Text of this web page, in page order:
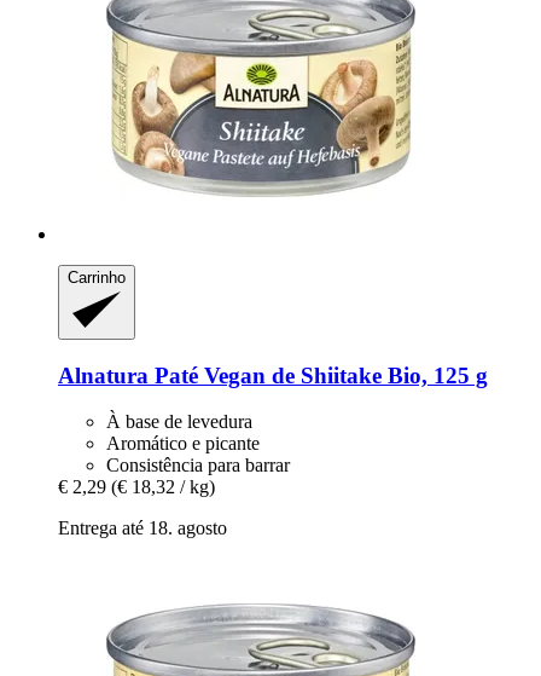
Carrinho
Alnatura Paté Vegan de Shiitake Bio, 125 g
À base de levedura
Aromático e picante
Consistência para barrar
€ 2,29 (€ 18,32 / kg)
Entrega até 18. agosto